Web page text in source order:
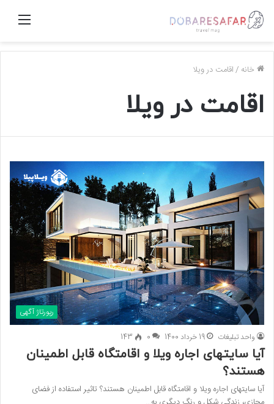
منو
خانه /اقامت در ویلا
اقامت در ویلا
رپورتاژ آگهی
واحد تبلیغات 19 خرداد 1400 0
143
آيا سایت‎های اجاره ویلا و اقامتگاه قابل اطمینان
هستند؟
آيا سایت‎های اجاره ویلا و اقامتگاه قابل اطمینان هستند؟ تاثیر استفاده از فضای